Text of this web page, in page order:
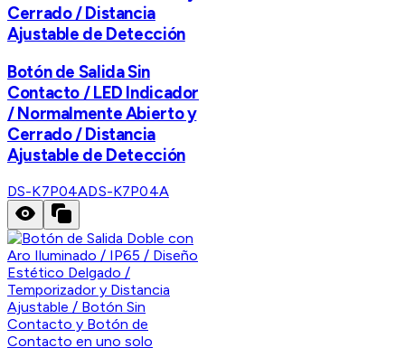
Cerrado / Distancia
Ajustable de Detección
Botón de Salida Sin
Contacto / LED Indicador
/ Normalmente Abierto y
Cerrado / Distancia
Ajustable de Detección
DS-K7P04ADS-K7P04A